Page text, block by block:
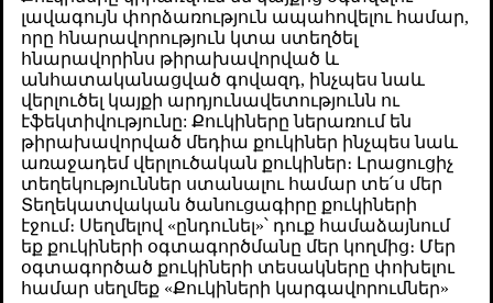
Թարմացված 04.04.2025
Автомобиль может подключаться к нескольким телефонам и
запоминать их, но активным может быть подключение только
к одному телефону.
Чтобы подключить через Bluetooth новое устройство, сначала
необходимо выполнить его связывание с автомобилем. Это
можно сделать в настройках.
Прежде чем переключаться на другое связанное устройство,
убедитесь, что на устройстве, на которое нужно
переключиться, включен Bluetooth.
Нажмите на символ автомобиля
на нижней панели и